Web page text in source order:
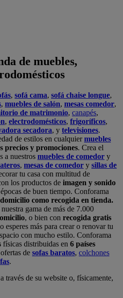
de muebles,
, sofá cama, sofá chaise longue,
, muebles de salón, mesas comedor,
de matrimonio, canapés,
, electrodomésticos, frigoríficos,
secadora, y televisiones.
de estilos en cualquiermuebles
precios y promociones. Crea el
a nuestros muebles de comedor y
, mesas de comedor y sillas de
tu casa con multitud de
los productos de imagen y sonido
de buen tiempo. Conforama
como recogida en tienda.
gama de más de 7.000
, o bien con recogida gratis
esperes más para crear o renovar tu
con mucho estilo. Conforama
físicas distribuidas en 6 países
de sofas baratos, colchones
.
través de su website o, físicamente,